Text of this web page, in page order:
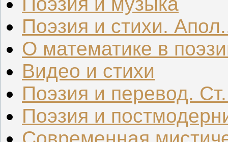
Поэзия и стихи.
О математике в
Видео и стихи
Поэзия и перевод.
Поэзия и